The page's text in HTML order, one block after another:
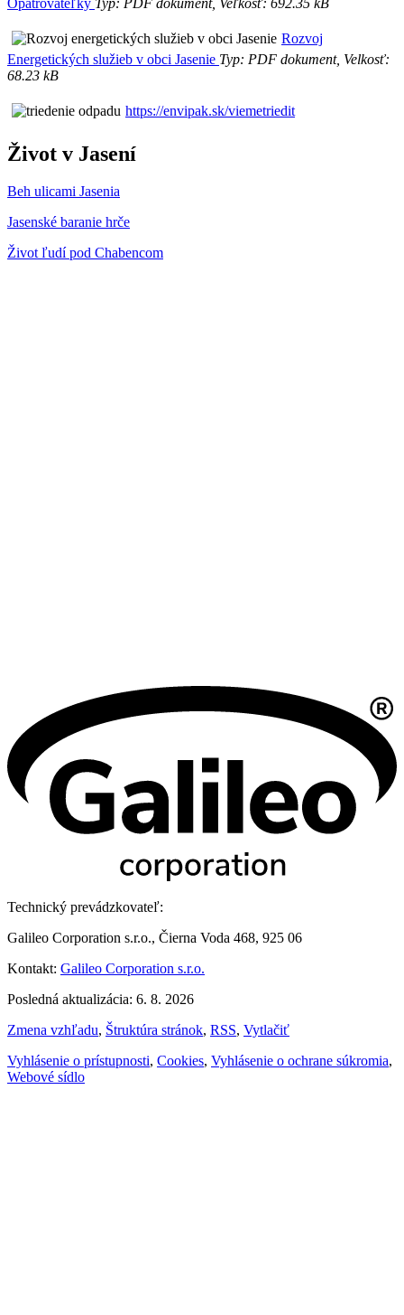
Rozvoj
Energetických služieb v obci Jasenie Typ: PDF dokument, Velkosť:
68.23 kB
https://envipak.sk/viemetriedit
Život v Jasení
Beh ulicami Jasenia
Jasenské baranie hrče
Život ľudí pod Chabencom
Technický prevádzkovateľ:
Galileo Corporation s.r.o., Čierna Voda 468, 925 06
Kontakt: Galileo Corporation s.r.o.
Posledná aktualizácia: 6. 8. 2026
Zmena vzhľadu, Štruktúra stránok, RSS, Vytlačiť
Vyhlásenie o prístupnosti, Cookies, Vyhlásenie o ochrane súkromia,
Webové sídlo